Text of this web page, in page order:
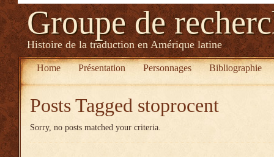
Groupe de
Histoire de la traduction en Amérique latine
Home Présentation Personnages Bibliographie
Posts Tagged stoprocent
Sorry, no posts matched your criteria.